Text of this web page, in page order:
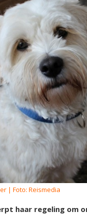
| Foto: Reismedia
haar regeling om